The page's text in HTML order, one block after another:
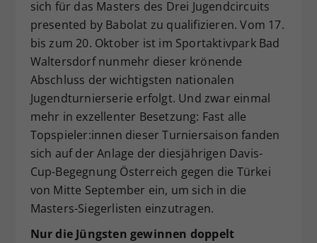
sich für das Masters des Drei Jugendcircuits
presented by Babolat zu qualifizieren. Vom 17.
bis zum 20. Oktober ist im Sportaktivpark Bad
Waltersdorf nunmehr dieser krönende
Abschluss der wichtigsten nationalen
Jugendturnierserie erfolgt. Und zwar einmal
mehr in exzellenter Besetzung: Fast alle
Topspieler:innen dieser Turniersaison fanden
sich auf der Anlage der diesjährigen Davis-
Cup-Begegnung Österreich gegen die Türkei
von Mitte September ein, um sich in die
Masters-Siegerlisten einzutragen.
Nur die Jüngsten gewinnen doppelt
Zweck
Dieser Wert speichert Ihre Consent-
Einstellungen. Unter anderem eine
zufällig generierte ID, für die
historische Speicherung Ihrer
vorgenommen Einstellungen, falls der
Webseiten-Betreiber dies eingestellt
hat.